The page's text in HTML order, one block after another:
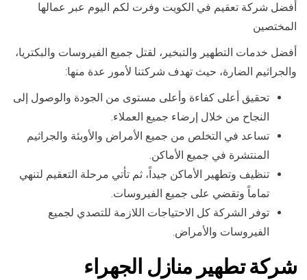
أفضل شركة تعقيم في الكويت وفرت لكم اليوم عبر عمالها
المختصين
أفضل خدمات التطهير والتبخير، لقتل جميع الفيروسات والبكتريا،
والجراثيم الضارة، حيث تهدف شركتنا لأمور عدة منها:
تحقيق أعلى كفاءة وأعلى مستوى من الجودة والوصول إلى
النجاح من خلال إرضاء جميع العملاء.
تساعد في التخلص من جميع الأمراض والأوبئة والجراثيم
المنتشرة في جميع الأماكن.
تنظيف وتطهير الأماكن جيداً، ثم تأتي مرحلة التعقيم لتنهي
تماماً وتقضي على جميع الفيروسات.
توفر الشركة كل الاحتياجات اللازمة للتصدي لجميع
الفيروسات والأمراض.
شركة تطهير منازل الجهراء